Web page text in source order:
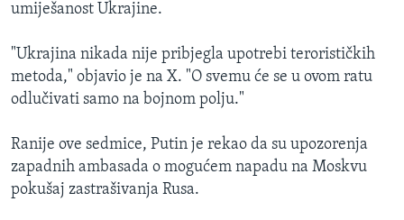
umiješanost Ukrajine.
"Ukrajina nikada nije pribjegla upotrebi terorističkih
metoda," objavio je na X. "O svemu će se u ovom ratu
odlučivati samo na bojnom polju."
Ranije ove sedmice, Putin je rekao da su upozorenja
zapadnih ambasada o mogućem napadu na Moskvu
pokušaj zastrašivanja Rusa.